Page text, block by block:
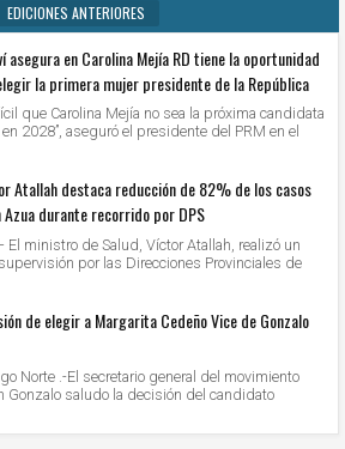
EDICIONES ANTERIORES
asegura en Carolina Mejía RD tiene la oportunidad
la primera mujer presidente de la República
que Carolina Mejía no sea la próxima candidata
2028”, aseguró el presidente del PRM en el
Atallah destaca reducción de 82% de los casos
Azua durante recorrido por DPS
El ministro de Salud, Víctor Atallah, realizó un
por las Direcciones Provinciales de
de elegir a Margarita Cedeño Vice de Gonzalo
Norte .-El secretario general del movimiento
Gonzalo saludo la decisión del candidato